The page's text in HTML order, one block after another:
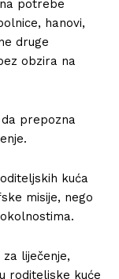
potrebe
hanovi,
druge
obzira na
prepozna
kuća
misije, nego
liječenje,
roditeljske kuće